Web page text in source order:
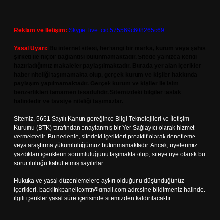
Reklam ve İletişim: Skype: live:.cid.575569c608265c69
Yasal Uyarı:
Sitemiz, 5651 Sayılı Kanun gereğince Bilgi Teknolojileri ve İletişim
Kurumu (BTK) tarafından onaylanmış bir Yer Sağlayıcı olarak hizmet
vermektedir. Bu nedenle, sitedeki içerikleri proaktif olarak denetleme
veya araştırma yükümlülüğümüz bulunmamaktadır. Ancak, üyelerimiz
yazdıkları içeriklerin sorumluluğunu taşımakta olup, siteye üye olarak bu
sorumluluğu kabul etmiş sayılırlar.
Hukuka ve yasal düzenlemelere aykırı olduğunu düşündüğünüz
içerikleri, backlinkpanelicomtr@gmail.com adresine bildirmeniz halinde,
ilgili içerikler yasal süre içerisinde sitemizden kaldırılacaktır.